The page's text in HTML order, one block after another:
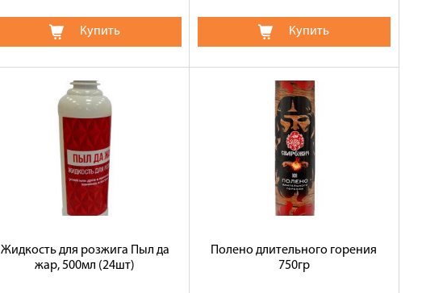
Купить Купить
Жидкость для розжига Пыл да
жар, 500мл (24шт)
Полено длительного горения
750гр